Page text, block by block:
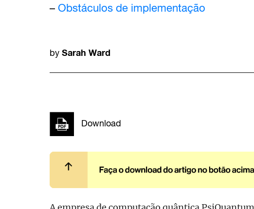
– Obstáculos de implementação
by Sarah Ward
Download